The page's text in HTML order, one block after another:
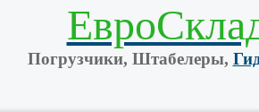
Погрузчики, Штабелеры,